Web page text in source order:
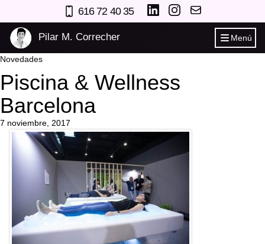
616 72 40 35
Pilar M. Correcher Menú
Novedades
Piscina & Wellness
Barcelona
7 noviembre, 2017